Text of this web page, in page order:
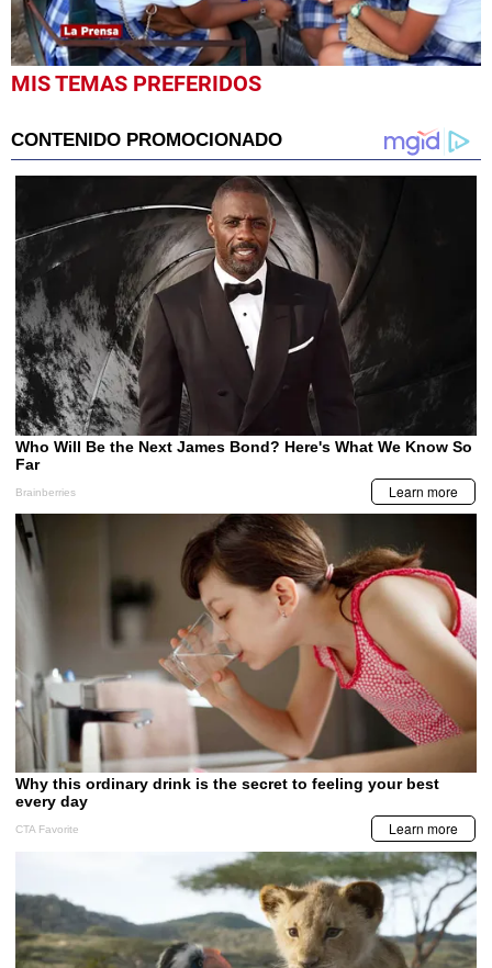
0
seconds
minutes,
0
MIS TEMAS PREFERIDOS